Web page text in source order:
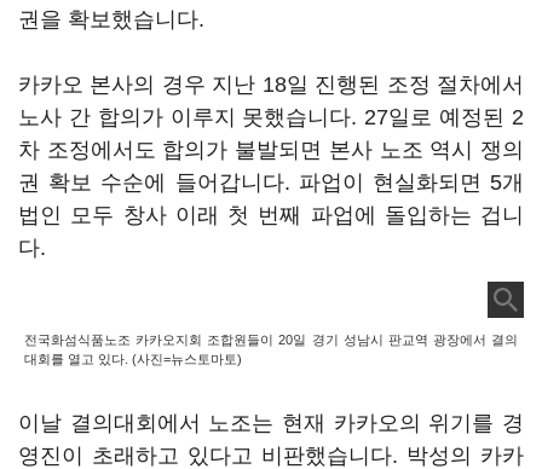
권을 확보했습니다.
카카오 본사의 경우 지난 18일 진행된 조정 절차에서
노사 간 합의가 이루지 못했습니다. 27일로 예정된 2
차 조정에서도 합의가 불발되면 본사 노조 역시 쟁의
권 확보 수순에 들어갑니다. 파업이 현실화되면 5개
법인 모두 창사 이래 첫 번째 파업에 돌입하는 겁니
다.
전국화섬식품노조 카카오지회 조합원들이 20일 경기 성남시 판교역 광장에서 결의
대회를 열고 있다. (사진=뉴스토마토)
이날 결의대회에서 노조는 현재 카카오의 위기를 경
영진이 초래하고 있다고 비판했습니다. 박성의 카카